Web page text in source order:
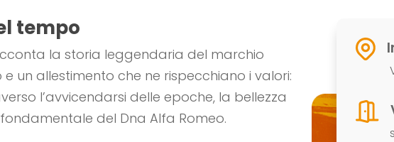
tempo
la storia leggendaria del marchio
un allestimento che ne rispecchiano i valori:
l’avvicendarsi delle epoche, la bellezza
del Dna Alfa Romeo.